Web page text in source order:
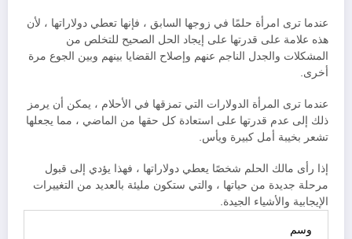
عندما ترى امرأة حلمًا في زوجها السابق ، فإنها تعطي دولاراتها ، لأن
هذه علامة على قدرتها على إيجاد الحل الصحيح للتخلص من
المشكلات والجدل الناجم عنهم وإصلاح القضايا بينهم وبين الجوع مرة
أخرى.
عندما ترى المرأة الدولارات التي تمزقها في الأحلام ، يمكن أن يرمز
ذلك إلى عدم قدرتها على استعادة كل حقها من الماضي ، مما يجعلها
تشعر بخيبة أمل كبيرة ويأس.
إذا رأى مالك الحلم شخصًا يعطي دولاراتها ، فهذا يؤدي إلى قبول
مرحلة جديدة من حياتها ، والتي ستكون مليئة بالعديد من التغييرات
الإيجابية والأشياء الجيدة.
وسم